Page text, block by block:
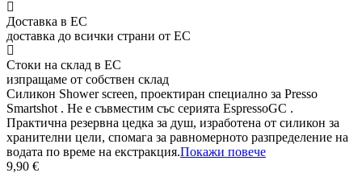
Доставка в ЕС
доставка до всички страни от ЕС
Стоки на склад в ЕС
изпращаме от собствен склад
Силикон Shower screen, проектиран специално за Presso
Smartshot . Не е съвместим със серията EspressoGC .
Практична резервна цедка за душ, изработена от силикон за
хранителни цели, спомага за равномерното разпределение на
водата по време на екстракция.Покажи повече
9,90 €